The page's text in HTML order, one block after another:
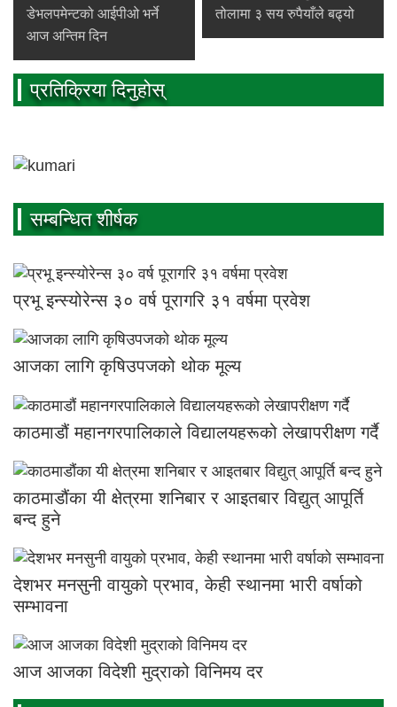
डेभलपमेन्टको आईपीओ भर्ने
आज अन्तिम दिन
तोलामा ३ सय रुपैयाँले बढ्यो
प्रतिक्रिया दिनुहोस्
सम्बन्धित शीर्षक
प्रभू इन्स्योरेन्स ३० वर्ष पूरागरि ३१ वर्षमा प्रवेश
आजका लागि कृषिउपजको थोक मूल्य
काठमाडौं महानगरपालिकाले विद्यालयहरूको लेखापरीक्षण गर्दै
काठमाडौंका यी क्षेत्रमा शनिबार र आइतबार विद्युत् आपूर्ति
बन्द हुने
देशभर मनसुनी वायुको प्रभाव, केही स्थानमा भारी वर्षाको
सम्भावना
आज आजका विदेशी मुद्राको विनिमय दर